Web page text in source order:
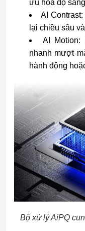
ưu hóa độ
AI
lại chiều sâu
AI Motion:
nhanh mượt
hành động
Bộ xử lý AiPQ